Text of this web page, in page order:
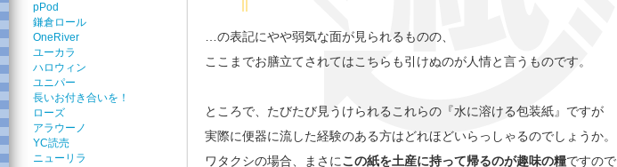
pPod
鎌倉ロール
OneRiver
ユーカラ
ハロウィン
ユニパー
長いお付き合いを！
ローズ
アラウーノ
YC読売
ニューリラ
…の表記にやや弱気な面が見られるものの、
ここまでお膳立てされてはこちらも引けぬのが人情と言うものです。
ところで、たびたび見うけられるこれらの『水に溶ける包装紙』ですが
実際に便器に流した経験のある方はどれほどいらっしゃるのでしょうか。
ワタクシの場合、まさにこの紙を土産に持って帰るのが趣味の糧ですので